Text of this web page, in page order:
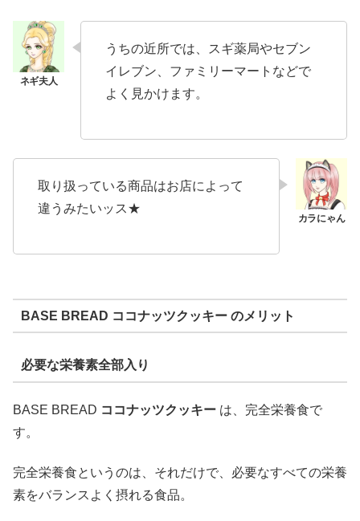
うちの近所では、スギ薬局やセブン
イレブン、ファミリーマートなどで
よく見かけます。
取り扱っている商品はお店によって
違うみたいッス★
BASE BREAD ココナッツクッキー のメリット
必要な栄養素全部入り
BASE BREAD ココナッツクッキー は、完全栄養食で
す。
完全栄養食というのは、それだけで、必要なすべての栄養
素をバランスよく摂れる食品。